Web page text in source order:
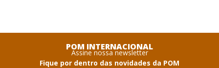
POM INTERNACIONAL
Assine nossa newsletter
Fique por dentro das novidades da POM